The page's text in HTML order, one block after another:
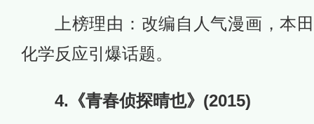
上榜理由：改编自人气漫画，本
化学反应引爆话题。
4.《青春侦探晴也》(2015)